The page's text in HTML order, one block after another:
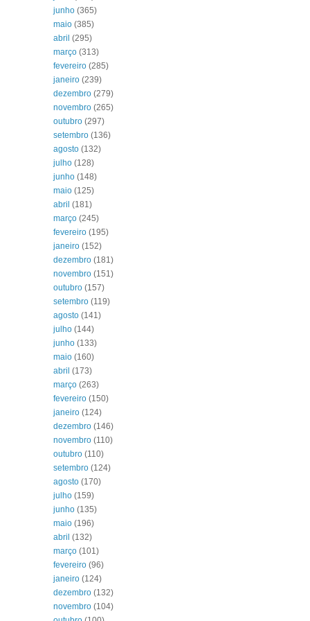
junho (365)
maio (385)
abril (295)
março (313)
fevereiro (285)
janeiro (239)
dezembro (279)
novembro (265)
outubro (297)
setembro (136)
agosto (132)
julho (128)
junho (148)
maio (125)
abril (181)
março (245)
fevereiro (195)
janeiro (152)
dezembro (181)
novembro (151)
outubro (157)
setembro (119)
agosto (141)
julho (144)
junho (133)
maio (160)
abril (173)
março (263)
fevereiro (150)
janeiro (124)
dezembro (146)
novembro (110)
outubro (110)
setembro (124)
agosto (170)
julho (159)
junho (135)
maio (196)
abril (132)
março (101)
fevereiro (96)
janeiro (124)
dezembro (132)
novembro (104)